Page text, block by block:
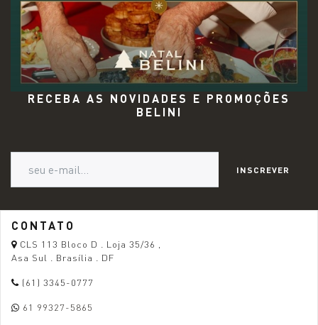
RECEBA AS NOVIDADES E PROMOÇÕES
BELINI
INSCREVER
CONTATO
CLS 113 Bloco D . Loja 35/36 ,
Asa Sul . Brasília . DF
(61) 3345-0777
61 99327-5865